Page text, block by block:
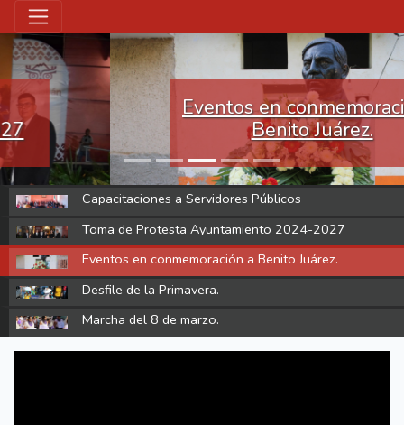
Eventos en conmemoración a
Benito Juárez.
Capacitaciones a Servidores Públicos
Toma de Protesta Ayuntamiento 2024-2027
Eventos en conmemoración a Benito Juárez.
Desfile de la Primavera.
Marcha del 8 de marzo.